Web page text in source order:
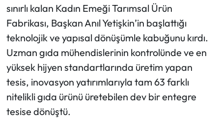
sınırlı kalan Kadın Emeği Tarımsal Ürün
Fabrikası, Başkan Anıl Yetişkin’in başlattığı
teknolojik ve yapısal dönüşümle kabuğunu kırdı.
Uzman gıda mühendislerinin kontrolünde ve en
yüksek hijyen standartlarında üretim yapan
tesis, inovasyon yatırımlarıyla tam 63 farklı
nitelikli gıda ürünü üretebilen dev bir entegre
tesise dönüştü.